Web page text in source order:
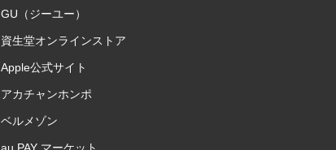
GU（ジーユー）
資生堂オンラインストア
Apple公式サイト
アカチャンホンポ
ベルメゾン